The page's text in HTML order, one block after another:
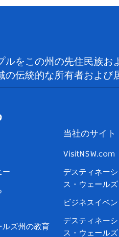
をこの州の先住民族お
伝統的な所有者および
ー
ズ州の教育
当社のサイト
VisitNSW.com
デスティネー
ス・ウェール
ビジネスイベ
デスティネー
ス・ウェール